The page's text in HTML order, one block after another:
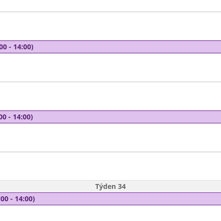
- 14:00)
- 14:00)
Týden 34
- 14:00)